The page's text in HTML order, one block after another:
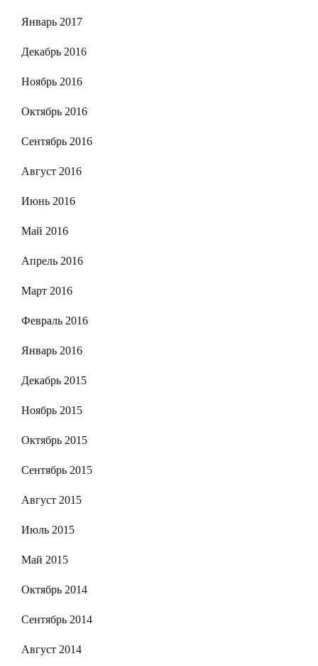
Январь 2017
Декабрь 2016
Ноябрь 2016
Октябрь 2016
Сентябрь 2016
Август 2016
Июнь 2016
Май 2016
Апрель 2016
Март 2016
Февраль 2016
Январь 2016
Декабрь 2015
Ноябрь 2015
Октябрь 2015
Сентябрь 2015
Август 2015
Июль 2015
Май 2015
Октябрь 2014
Сентябрь 2014
Август 2014